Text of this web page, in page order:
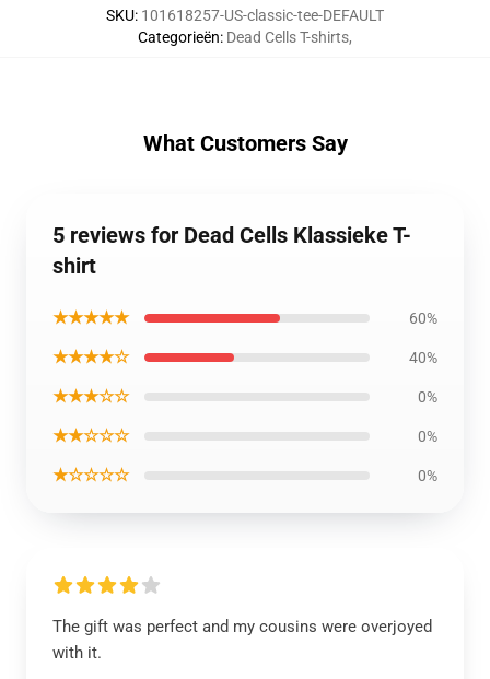
SKU: 101618257-US-classic-tee-DEFAULT
Categorieën: Dead Cells T-shirts,
What Customers Say
5 reviews for Dead Cells Klassieke T-
shirt
★★★★★ 60%
★★★★☆ 40%
★★★☆☆ 0%
★★☆☆☆ 0%
★☆☆☆☆ 0%
The gift was perfect and my cousins were overjoyed
with it.